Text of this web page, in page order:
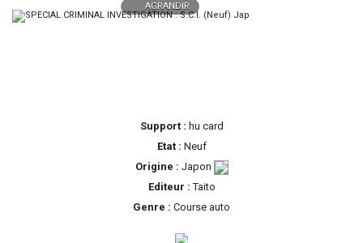
AGRANDIR
Support : hu card
Etat : Neuf
Origine : Japon
Editeur :Taito
Genre : Course auto